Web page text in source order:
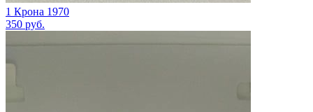
1 Крона 1970
350 руб.